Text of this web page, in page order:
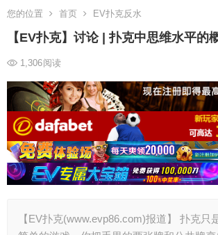
您的位置 首页 EV扑克反水
【EV扑克】讨论 | 扑克中思维水平的
1,306阅读
【EV扑克(www.evp86.com)报道】 扑克只